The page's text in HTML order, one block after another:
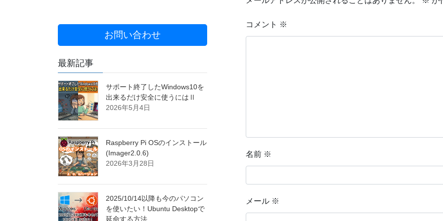
コメント ※
名前 ※
メール ※
お問い合わせ
最新記事
サポート終了したWindows10を
出来るだけ安全に使うにはⅡ
2026年5月4日
Raspberry Pi OSのインストール
(Imager2.0.6)
2026年3月28日
2025/10/14以降も今のパソコン
を使いたい！Ubuntu Desktopで
延命する方法